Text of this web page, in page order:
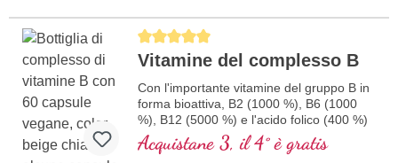
Average rating of 5 out of 5 stars
Vitamine del complesso B
Con l'importante vitamine del gruppo B in
forma bioattiva, B2 (1000 %), B6 (1000
%), B12 (5000 %) e l'acido folico (400 %)
e tutti gli altri vitamine-B. Con
metilcobalamina e adenosil cobalamina.
Acquistane 3, il 4° è gratis